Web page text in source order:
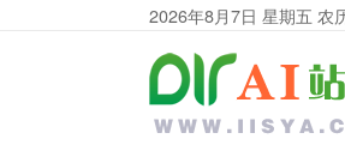
2026年8月7日 星期五 农